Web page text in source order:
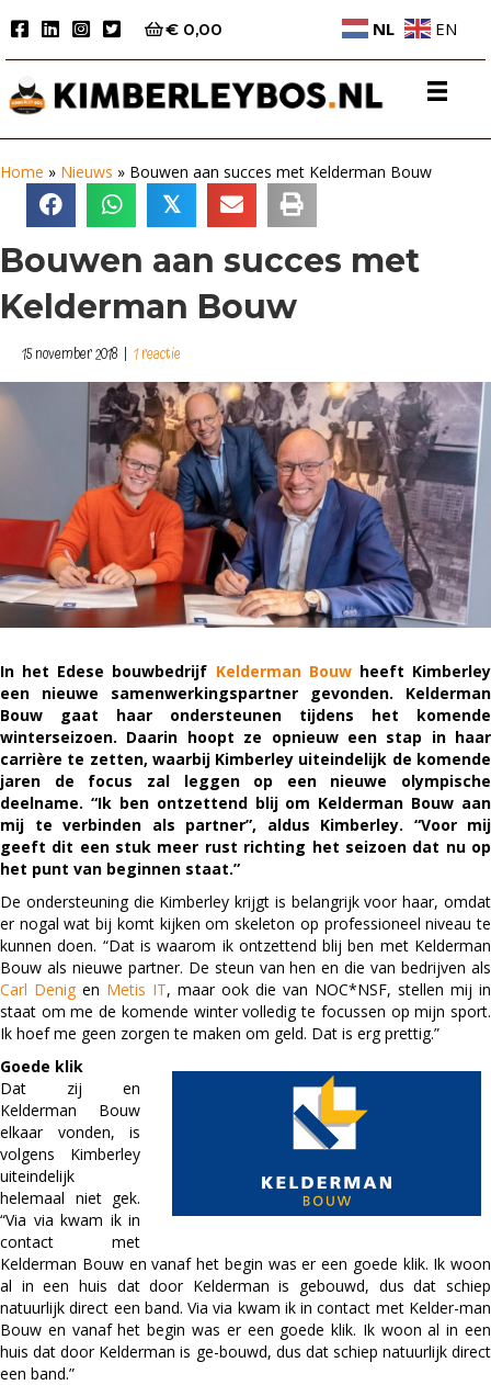
€ 0,00 NL EN
Home » Nieuws » Bouwen aan succes met Kelderman Bouw
𝕏
Bouwen aan succes met
Kelderman Bouw
15 november 2018 | 1 reactie
In het Edese bouwbedrijf Kelderman Bouwheeft Kimberley
een nieuwe samenwerkingspartner gevonden. Kelderman
Bouw gaat haar ondersteunen tijdens het komende
winterseizoen. Daarin hoopt ze opnieuw een stap in haar
carrière te zetten, waarbij Kimberley uiteindelijk de komende
jaren de focus zal leggen op een nieuwe olympische
deelname. “Ik ben ontzettend blij om Kelderman Bouw aan
mij te verbinden als partner”, aldus Kimberley. “Voor mij
geeft dit een stuk meer rust richting het seizoen dat nu op
het punt van beginnen staat.”
De ondersteuning die Kimberley krijgt is belangrijk voor haar, omdat
er nogal wat bij komt kijken om skeleton op professioneel niveau te
kunnen doen. “Dat is waarom ik ontzettend blij ben met Kelderman
Bouw als nieuwe partner. De steun van hen en die van bedrijven als
Carl Denig en Metis IT, maar ook die van NOC*NSF, stellen mij in
staat om me de komende winter volledig te focussen op mijn sport.
Ik hoef me geen zorgen te maken om geld. Dat is erg prettig.”
Goede klik
Dat zij en
Kelderman Bouw
elkaar vonden, is
volgens Kimberley
uiteindelijk
helemaal niet gek.
“Via via kwam ik in
contact met
Kelderman Bouw en vanaf het begin was er een goede klik. Ik woon
al in een huis dat door Kelderman is gebouwd, dus dat schiep
natuurlijk direct een band. Via via kwam ik in contact met Kelder-man
Bouw en vanaf het begin was er een goede klik. Ik woon al in een
huis dat door Kelderman is ge-bouwd, dus dat schiep natuurlijk direct
een band.”